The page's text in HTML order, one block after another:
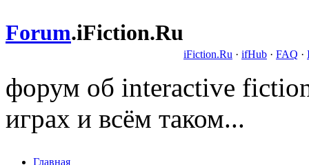
Forum.iFiction.Ru
iFiction.Ru · ifHub · FAQ ·
форум об interactive
играх и всём таком...
Главная